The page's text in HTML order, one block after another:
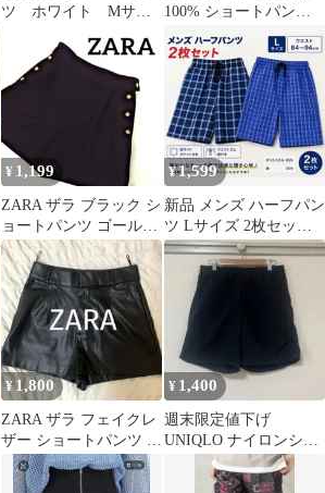
ツ ホワイト Mサイ
100% ショートパンツ
¥ 1,199
ZARA ザラ ブラック シ
ョートパンツ ゴールド
ボタン M
¥1,599
新品 メンズ ハーフパン
ツ Lサイズ 2枚セット
チェック柄 ルームウェ
¥ 1,800
ZARA ザラ フェイクレ
ザー ショートパンツ ブ
ラック サイドポケッ
ト付き S
¥ 1,400
週末限定値下げ
UNIQLO ナイロンショ
ーツ 黒 S 水陸両用 シ
ョートパンツ